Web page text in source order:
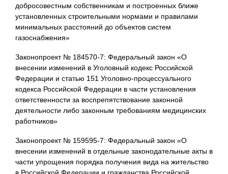
добросовестным собственникам и построенных ближе
установленных строительными нормами и правилами
минимальных расстояний до объектов систем
газоснабжения»
Законопроект № 184570-7: Федеральный закон «О
внесении изменений в Уголовный кодекс Российской
Федерации и статью 151 Уголовно-процессуального
кодекса Российской Федерации в части установления
ответственности за воспрепятствование законной
деятельности либо законным требованиям медицинских
работников»
Законопроект № 159595-7: Федеральный закон «О
внесении изменений в отдельные законодательные акты в
части упрощения порядка получения вида на жительство